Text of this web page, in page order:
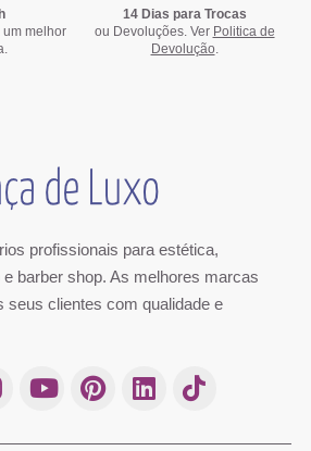
um melhor
14 Dias para Trocas
ou Devoluções. Ver Politica de
Devolução
profissionais para estética,
barber shop. As melhores marcas
seus clientes com qualidade e